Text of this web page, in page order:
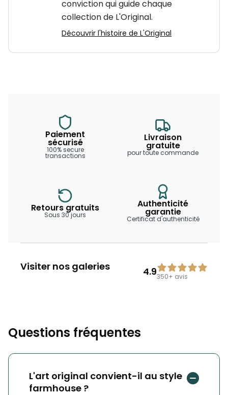
conviction qui guide chaque
collection de L'Original.
Découvrir l'histoire de L'Original
Paiement
sécurisé
100% secure
transactions
Livraison
gratuite
pour toute commande
Retours gratuits
Sous 30 jours
Authenticité
garantie
Certificat d'authenticité
Visiter nos galeries 4.9350+ avis
Questions fréquentes
L'art original convient-il au style
farmhouse ?